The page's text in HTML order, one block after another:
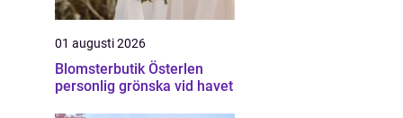
01 augusti 2026
Blomsterbutik Österlen
personlig grönska vid havet